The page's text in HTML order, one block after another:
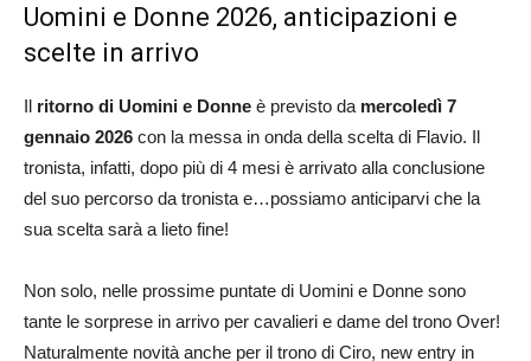
Uomini e Donne 2026, anticipazioni e
scelte in arrivo
Il ritorno di Uomini e Donne è previsto da mercoledì 7
gennaio 2026 con la messa in onda della scelta di Flavio. Il
tronista, infatti, dopo più di 4 mesi è arrivato alla conclusione
del suo percorso da tronista e…possiamo anticiparvi che la
sua scelta sarà a lieto fine!
Non solo, nelle prossime puntate di Uomini e Donne sono
tante le sorprese in arrivo per cavalieri e dame del trono Over!
Naturalmente novità anche per il trono di Ciro, new entry in